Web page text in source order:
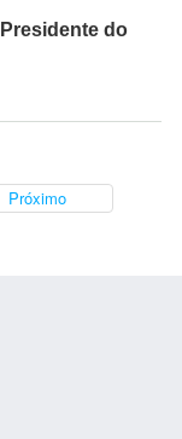
do
Próximo